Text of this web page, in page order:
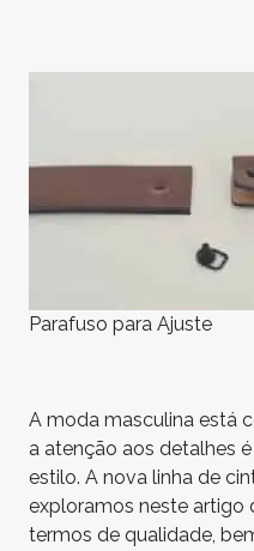
Parafuso para Ajuste
A moda masculina está
a atenção aos detalhes
estilo. A nova linha de
exploramos neste artigo
termos de qualidade,